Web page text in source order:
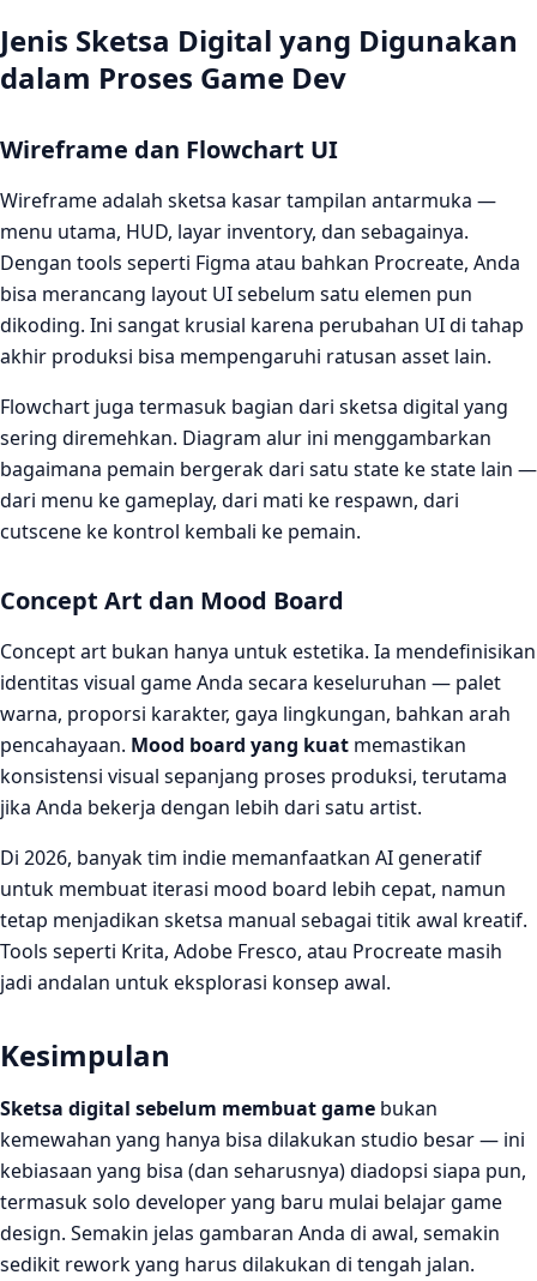
Jenis Sketsa Digital yang Digunakan
dalam Proses Game Dev
Wireframe dan Flowchart UI
Wireframe adalah sketsa kasar tampilan antarmuka —
menu utama, HUD, layar inventory, dan sebagainya.
Dengan tools seperti Figma atau bahkan Procreate, Anda
bisa merancang layout UI sebelum satu elemen pun
dikoding. Ini sangat krusial karena perubahan UI di tahap
akhir produksi bisa mempengaruhi ratusan asset lain.
Flowchart juga termasuk bagian dari sketsa digital yang
sering diremehkan. Diagram alur ini menggambarkan
bagaimana pemain bergerak dari satu state ke state lain —
dari menu ke gameplay, dari mati ke respawn, dari
cutscene ke kontrol kembali ke pemain.
Concept Art dan Mood Board
Concept art bukan hanya untuk estetika. Ia mendefinisikan
identitas visual game Anda secara keseluruhan — palet
warna, proporsi karakter, gaya lingkungan, bahkan arah
pencahayaan. Mood board yang kuat memastikan
konsistensi visual sepanjang proses produksi, terutama
jika Anda bekerja dengan lebih dari satu artist.
Di 2026, banyak tim indie memanfaatkan AI generatif
untuk membuat iterasi mood board lebih cepat, namun
tetap menjadikan sketsa manual sebagai titik awal kreatif.
Tools seperti Krita, Adobe Fresco, atau Procreate masih
jadi andalan untuk eksplorasi konsep awal.
Kesimpulan
Sketsa digital sebelum membuat game bukan
kemewahan yang hanya bisa dilakukan studio besar — ini
kebiasaan yang bisa (dan seharusnya) diadopsi siapa pun,
termasuk solo developer yang baru mulai belajar game
design. Semakin jelas gambaran Anda di awal, semakin
sedikit rework yang harus dilakukan di tengah jalan.